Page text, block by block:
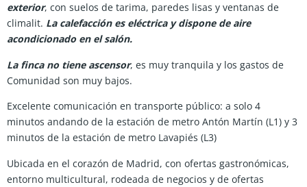
exterior, con suelos de tarima, paredes lisas y ventanas de
climalit. La calefacción es eléctrica y dispone de aire
acondicionado en el salón.
La finca no tiene ascensor, es muy tranquila y los gastos de
Comunidad son muy bajos.
Excelente comunicación en transporte público: a solo 4
minutos andando de la estación de metro Antón Martín (L1) y 3
minutos de la estación de metro Lavapiés (L3)
Ubicada en el corazón de Madrid, con ofertas gastronómicas,
entorno multicultural, rodeada de negocios y de ofertas